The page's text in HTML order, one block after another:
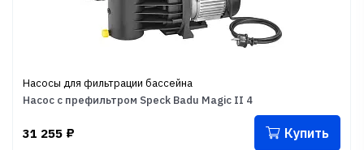
Насосы для фильтрации бассейна
Насос с префильтром Speck Badu Magic II 4
31 255 ₽ Купить